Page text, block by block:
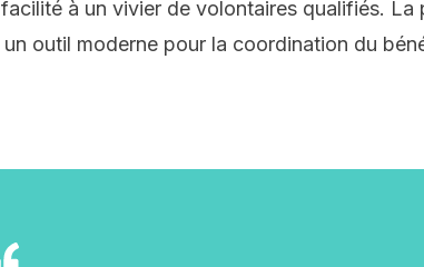
à un vivier de volontaires qualifiés. La
outil moderne pour la coordination du